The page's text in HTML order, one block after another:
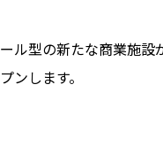
ル型の新たな商業施
ンします。